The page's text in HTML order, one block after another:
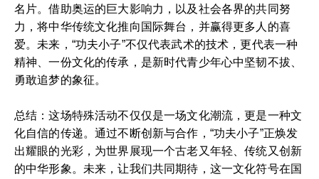
名片。借助奥运的巨大影响力，以及社会各界的共同努
力，将中华传统文化推向国际舞台，并赢得更多人的喜
爱。未来，“功夫小子”不仅代表武术的技术，更代表一种
精神、一份文化的传承，是新时代青少年心中坚韧不拔、
勇敢追梦的象征。
总结：这场特殊活动不仅仅是一场文化潮流，更是一种文
化自信的传递。通过不断创新与合作，“功夫小子”正焕发
出耀眼的光彩，为世界展现一个古老又年轻、传统又创新
的中华形象。未来，让我们共同期待，这一文化符号在国